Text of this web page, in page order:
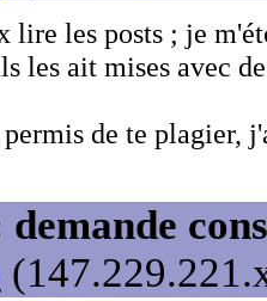
lire les posts ; je
les ait mises avec
permis de te plagier,